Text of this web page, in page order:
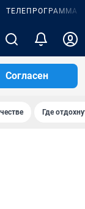
ТЕЛЕПРОГРАММА
Согласен
Где